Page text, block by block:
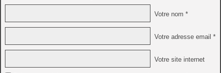
Votre nom *
Votre adresse email *
Votre site internet